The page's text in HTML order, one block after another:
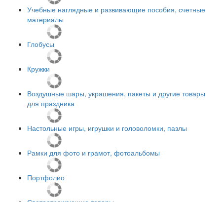
Учебные наглядные и развивающие пособия, счетные
материалы
Глобусы
Кружки
Воздушные шары, украшения, пакеты и другие товары
для праздника
Настольные игры, игрушки и головоломки, пазлы
Рамки для фото и грамот, фотоальбомы
Портфолио